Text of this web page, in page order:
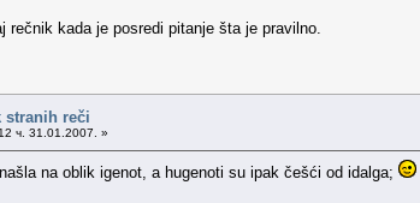
kada je posredi pitanje šta je pravilno.
stranih reči
ч. 31.01.2007. »
na oblik igenot, a hugenoti su ipak češći od idalga;